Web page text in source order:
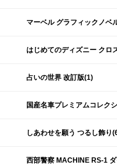
マーベル グラフィックノベ
はじめてのディズニー クロ
占いの世界 改訂版(1)
国産名車プレミアムコレク
しあわせを願う つるし飾り
西部警察 MACHINE RS-1